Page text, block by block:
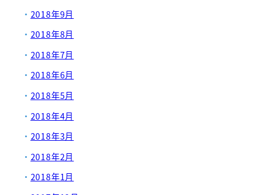
2018年9月
2018年8月
2018年7月
2018年6月
2018年5月
2018年4月
2018年3月
2018年2月
2018年1月